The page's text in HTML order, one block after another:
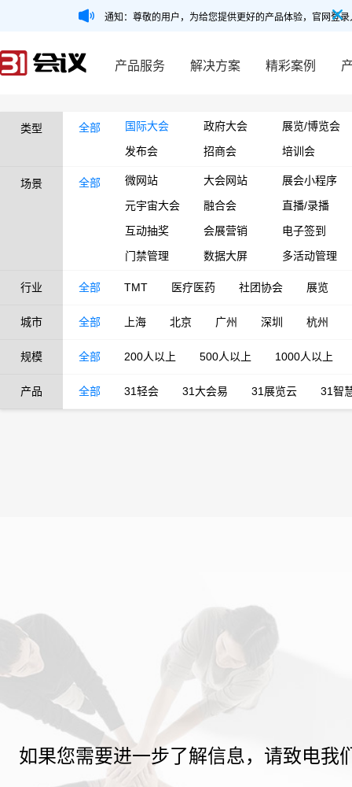
通知：尊敬的用户，为给您提供更好的产品体验，官网登
产品服务 解决方案 精彩案例
类型 全部 国际大会 政府大会
展览/博览会
发布会
招商会 培训会
场景 全部 微网站 大会网站
展会小程序
元宇宙大会
融合会
直播/录播
互动抽奖
会展营销
电子签到
门禁管理
数据大屏 多活动管理
行业 全部 TMT 医疗医药 社团协会 展览
城市 全部 上海 北京 广州 深圳 杭州
规模 全部 200人以上 500人以上 1000人以上
产品 全部 31轻会 31大会易 31展览云 31智
如果您需要进一步了解信息，请致电我